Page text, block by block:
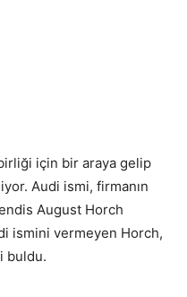
için bir araya gelip
Audi ismi, firmanın
August Horch
ismini vermeyen Horch,
buldu.